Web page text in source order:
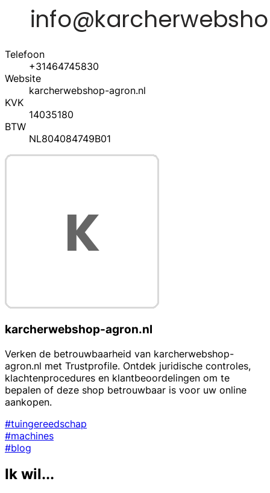
Telefoon
+31464745830
Website
karcherwebshop-agron.nl
KVK
14035180
BTW
NL804084749B01
karcherwebshop-agron.nl
Verken de betrouwbaarheid van karcherwebshop-
agron.nl met Trustprofile. Ontdek juridische controles,
klachtenprocedures en klantbeoordelingen om te
bepalen of deze shop betrouwbaar is voor uw online
aankopen.
#tuingereedschap
#machines
#blog
Ik wil...